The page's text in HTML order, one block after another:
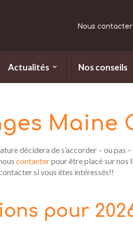
Nous contacter
Actualités Nos conseils
Maine
décidera de s’accorder – ou pas
contacterpour être placé sur nos
si vous êtes intéressés!!
pour